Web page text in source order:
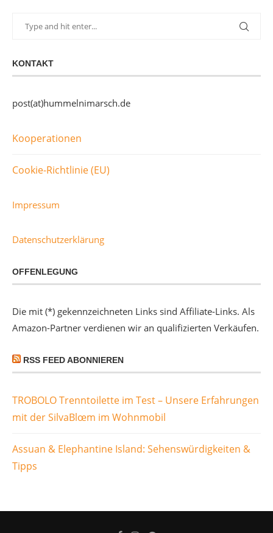
KONTAKT
post(at)hummelnimarsch.de
Kooperationen
Cookie-Richtlinie (EU)
Impressum
Datenschutzerklärung
OFFENLEGUNG
Die mit (*) gekennzeichneten Links sind Affiliate-Links. Als
Amazon-Partner verdienen wir an qualifizierten Verkäufen.
RSS FEED ABONNIEREN
TROBOLO Trenntoilette im Test – Unsere Erfahrungen
mit der SilvaBlœm im Wohnmobil
Assuan & Elephantine Island: Sehenswürdigkeiten &
Tipps